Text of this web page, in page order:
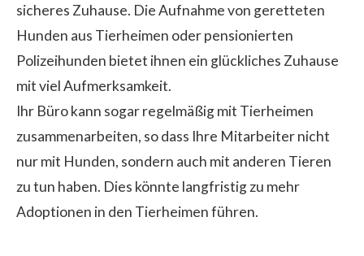
sicheres Zuhause. Die Aufnahme von geretteten
Hunden aus Tierheimen oder pensionierten
Polizeihunden bietet ihnen ein glückliches Zuhause
mit viel Aufmerksamkeit.
Ihr Büro kann sogar regelmäßig mit Tierheimen
zusammenarbeiten, so dass Ihre Mitarbeiter nicht
nur mit Hunden, sondern auch mit anderen Tieren
zu tun haben. Dies könnte langfristig zu mehr
Adoptionen in den Tierheimen führen.